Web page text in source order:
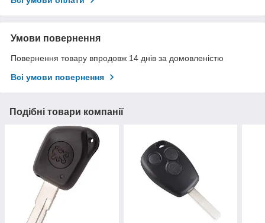
Умови повернення
Повернення товару впродовж 14 днів за домовленістю
Всі умови повернення
Подібні товари компанії